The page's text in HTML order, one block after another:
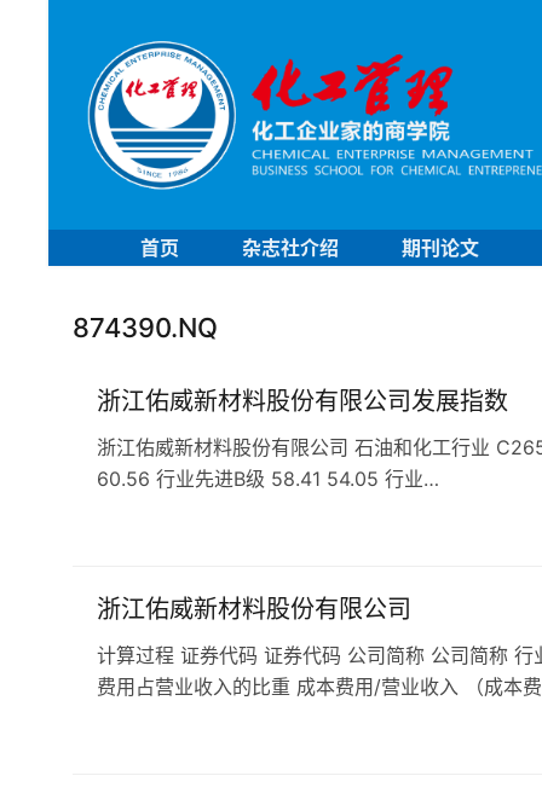
首页 杂志社介绍 期刊论文
874390.NQ
浙江佑威新材料股份有限公司发展指数
浙江佑威新材料股份有限公司 石油和化工行业
60.56 行业先进B级 58.41 54.05 行业…
浙江佑威新材料股份有限公司
计算过程 证券代码 证券代码 公司简称 公司简称
费用占营业收入的比重 成本费用/营业收入 （成本